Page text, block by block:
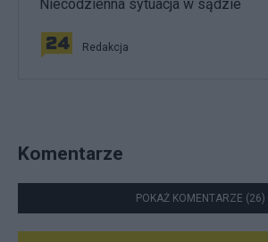
Niecodzienna sytuacja w sądzie
Redakcja
Komentarze
POKAŻ KOMENTARZE (26)